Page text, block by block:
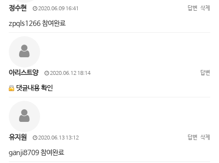
정수현 2020.06.09 16:41 답변 삭제
zpqls1266 참여완료
아리스트양 2020.06.12 18:14 답변
댓글내용 확인
유지원 2020.06.13 13:12 답변 삭제
ganji8709 참여완료